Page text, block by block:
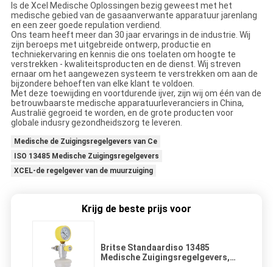
Is de Xcel Medische Oplossingen bezig geweest met het
medische gebied van de gasaanverwante apparatuur jarenlang
en een zeer goede repulation verdiend.
Ons team heeft meer dan 30 jaar ervarings in de industrie. Wij
zijn beroeps met uitgebreide ontwerp, productie en
techniekervaring en kennis die ons toelaten om hoogte te
verstrekken - kwaliteitsproducten en de dienst. Wij streven
ernaar om het aangewezen systeem te verstrekken om aan de
bijzondere behoeften van elke klant te voldoen.
Met deze toewijding en voortdurende ijver, zijn wij om één van de
betrouwbaarste medische apparatuurleveranciers in China,
Australië gegroeid te worden, en de grote producten voor
globale indusry gezondheidszorg te leveren.
Medische de Zuigingsregelgevers van Ce
ISO 13485 Medische Zuigingsregelgevers
XCEL-de regelgever van de muurzuiging
Krijg de beste prijs voor
Britse Standaardiso 13485
Medische Zuigingsregelgevers,